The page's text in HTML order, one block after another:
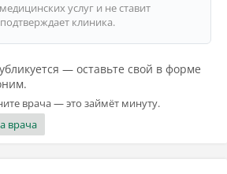
услуг и не ставит
клиника.
— оставьте свой в форме
врача — это займёт минуту.
врача